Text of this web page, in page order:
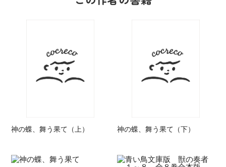
神の蝶、舞う果て（上） 神の蝶、舞う果て（下）